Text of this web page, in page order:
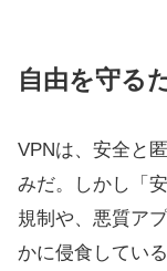
自由を守る
VPNは、安全と
みだ。しかし「
規制や、悪質ア
かに侵食している